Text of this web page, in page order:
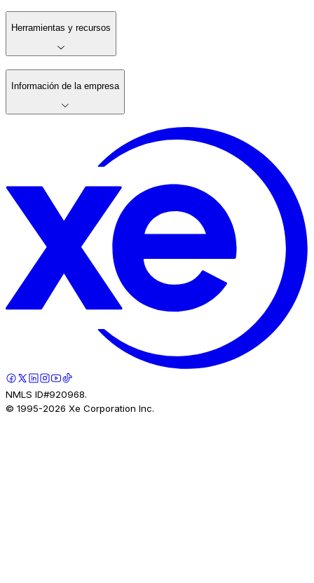
Herramientas y recursos
Información de la empresa
NMLS ID#920968.
© 1995-2026 Xe Corporation Inc.